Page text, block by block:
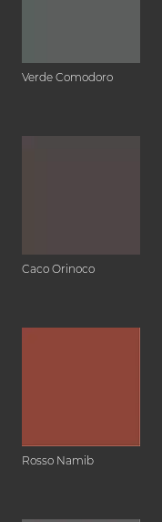
Verde Comodoro
Caco Orinoco
Rosso Namib